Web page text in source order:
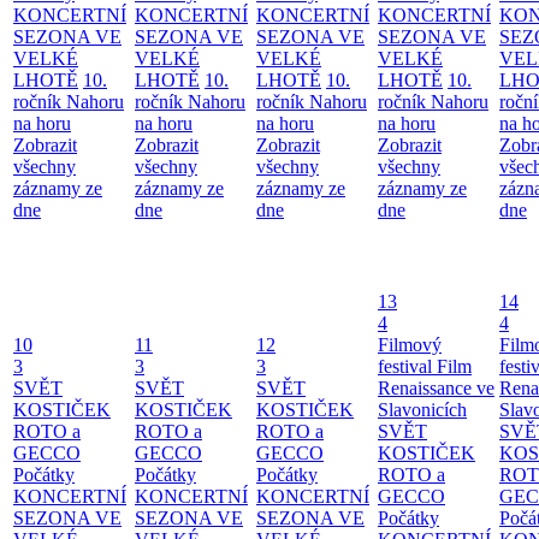
KONCERTNÍ
SEZONA VE
VELKÉ
LHOTĚ 10.
ročník Nahoru
na horu
Zobrazit
všechny
záznamy ze
dne
KONCERTNÍ
SEZONA VE
VELKÉ
LHOTĚ 10.
ročník Nahoru
na horu
Zobrazit
všechny
záznamy ze
dne
KONCERTNÍ
SEZONA VE
VELKÉ
LHOTĚ 10.
ročník Nahoru
na horu
Zobrazit
všechny
záznamy ze
dne
KONCERTNÍ
SEZONA VE
VELKÉ
LHOTĚ 10.
ročník Nahoru
na horu
Zobrazit
všechny
záznamy ze
dne
na
dne
10
3
SVĚT
KOSTIČEK
ROTO a
GECCO
Počátky
KONCERTNÍ
SEZONA VE
11
3
SVĚT
KOSTIČEK
ROTO a
GECCO
Počátky
KONCERTNÍ
SEZONA VE
12
3
SVĚT
KOSTIČEK
ROTO a
GECCO
Počátky
KONCERTNÍ
SEZONA VE
13
4
Filmový
festival Film
Renaissance ve
Slavonicích
SVĚT
KOSTIČEK
ROTO a
GECCO
Počátky
14
4